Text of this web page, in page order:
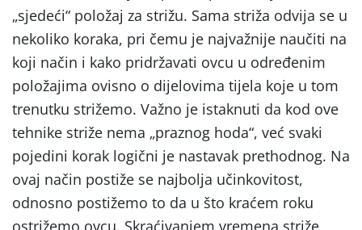
„sjedeći“ položaj za strižu. Sama striža odvija se u
nekoliko koraka, pri čemu je najvažnije naučiti na
koji način i kako pridržavati ovcu u određenim
položajima ovisno o dijelovima tijela koje u tom
trenutku strižemo. Važno je istaknuti da kod ove
tehnike striže nema „praznog hoda“, već svaki
pojedini korak logični je nastavak prethodnog. Na
ovaj način postiže se najbolja učinkovitost,
odnosno postižemo to da u što kraćem roku